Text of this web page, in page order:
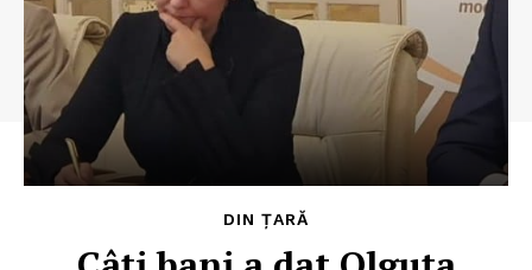
DIN ȚARĂ